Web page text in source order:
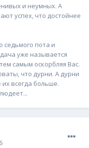
и неумных. А
успех, что достойнее
седьмого пота и
уже называется
самым оскорбляя Вас.
что дурни. А дурни
всегда больше.